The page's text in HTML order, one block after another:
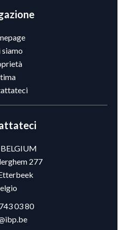
siamo
277
03 80